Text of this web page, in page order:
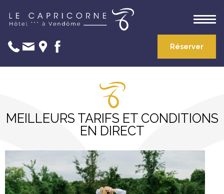
Réserver
MEILLEURS TARIFS ET CONDITIONS
EN DIRECT